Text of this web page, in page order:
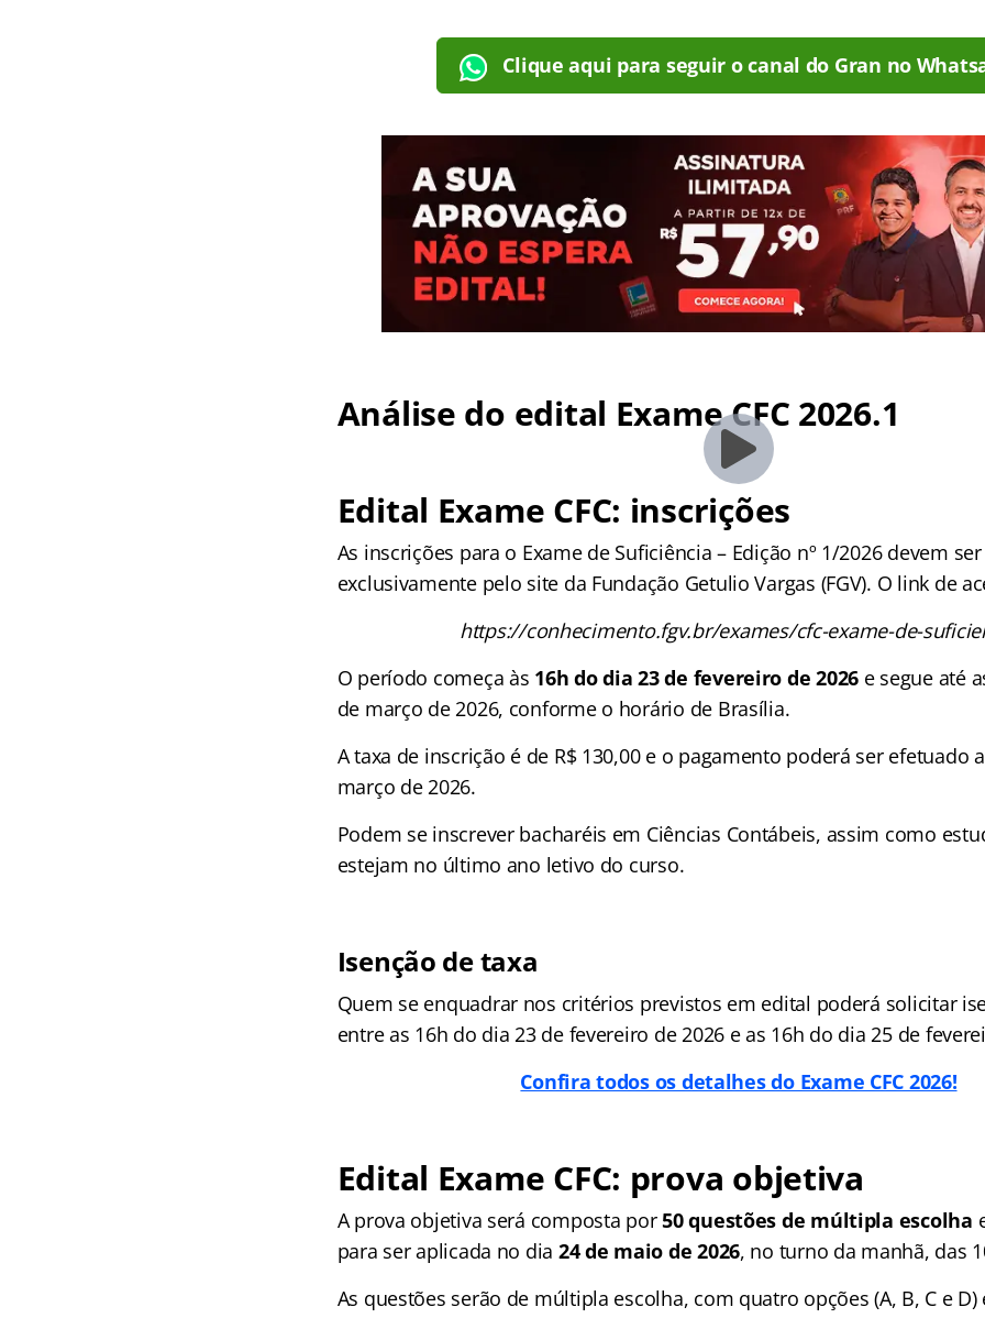
Clique aqui para seguir o canal do Gran no
Análise do edital Exame CFC 2026.1
Edital Exame CFC: inscrições
As inscrições para o Exame de Suficiência – Edição nº 1/2026 devem
exclusivamente pelo site da Fundação Getulio Vargas (FGV). O link de
https://conhecimento.fgv.br/exames/cfc-exame-de-
O período começa às 16h do dia 23 de fevereiro de 2026 e segue até
de março de 2026, conforme o horário de Brasília.
A taxa de inscrição é de R$ 130,00 e o pagamento poderá ser efetuado
março de 2026.
Podem se inscrever bacharéis em Ciências Contábeis, assim como
estejam no último ano letivo do curso.
Isenção de taxa
Quem se enquadrar nos critérios previstos em edital poderá solicitar
entre as 16h do dia 23 de fevereiro de 2026 e as 16h do dia 25 de
Confira todos os detalhes do Exame CFC 2026!
Edital Exame CFC: prova objetiva
A prova objetiva será composta por50 questões de múltipla escolha
para ser aplicada no dia 24 de maio de 2026, no turno da manhã, das
As questões serão de múltipla escolha, com quatro opções (A, B, C e